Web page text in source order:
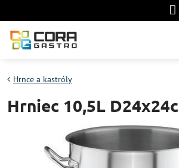
Hrnce a kastróly
Hrniec 10,5L